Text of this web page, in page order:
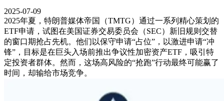
2025-07-09
2025年夏，特朗普媒体帝国（TMTG）通过一系列精心策划的
ETF申请，试图在美国证券交易委员会（SEC）新旧规则交替
的窗口期抢占先机。他们以保守申请“占位”，以激进申请“冲
锋”，目标是在巨头入场前推出争议性加密资产ETF，吸引特
定投资者群体。然而，这场高风险的“抢跑”行动最终可能赢了
时间，却输给市场竞争。